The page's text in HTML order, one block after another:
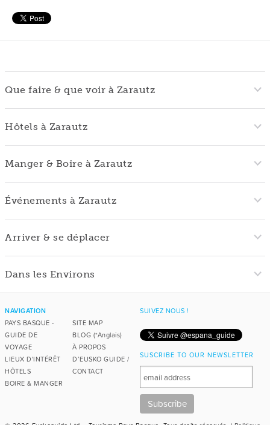
Que faire & que voir à Zarautz
Hôtels à Zarautz
Manger & Boire à Zarautz
Événements à Zarautz
Arriver & se déplacer
Dans les Environs
NAVIGATION
PAYS BASQUE -
GUIDE DE
VOYAGE
LIEUX D'INTÉRÊT
HÔTELS
BOIRE & MANGER
SITE MAP
BLOG (*Anglais)
À PROPOS
D’EUSKO GUIDE /
CONTACT
SUIVEZ NOUS !
SUSCRIBE TO OUR NEWSLETTER